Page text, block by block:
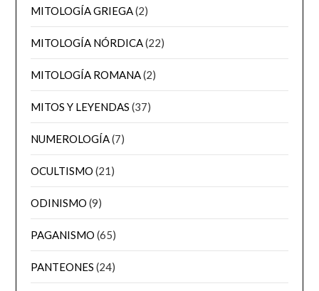
MITOLOGÍA GRIEGA(2)
MITOLOGÍA NÓRDICA(22)
MITOLOGÍA ROMANA(2)
MITOS Y LEYENDAS (37)
NUMEROLOGÍA(7)
OCULTISMO (21)
ODINISMO (9)
PAGANISMO (65)
PANTEONES (24)